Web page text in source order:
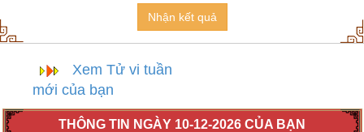
Nhận kết quả
Xem Tử vi tuần
mới của bạn
THÔNG TIN NGÀY 10-12-2026 CỦA BẠN